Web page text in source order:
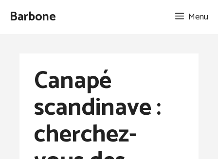
AllerBarbone Menu
Canapé
scandinave :
cherchez-